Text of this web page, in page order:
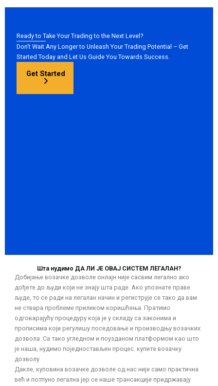
Ready to Take Your Trading to the Next Level?
Don't Wait Any Longer to Unleash Your Trading Potential – Get
Started Today and Let Us Guide You Towards Success.
Get Started
Шта нудимо ДА ЛИ ЈЕ ОВАЈ СИСТЕМ ЛЕГАЛАН?
Добијање возачке дозволе онлајн није сасвим легално ако
дођете до људи који не знају шта раде. Ако упознате праве
људе, то се ради на легалан начин и региструје се тако да вам
не ствара проблеме приликом коришћења. Пратимо
одговарајућу процедуру која је у складу са законима и
прописима који регулишу поседовање и производњу возачких
дозвола. Са тако угледном и поузданом платформом као што
је наша, нудимо поједностављен процес. купите возачку
дозволу
Дакле, куповина возачке дозволе од нас није само практична
већ и потпуно легална јер се наше трансакције придржавају